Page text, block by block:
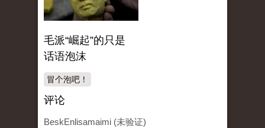
毛派“崛起”的只是
话语泡沫
冒个泡吧！
评论
BeskEnlisamaimi (未验证)